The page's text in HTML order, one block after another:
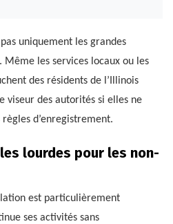
uniquement les grandes
les services locaux ou les
des résidents de l’Illinois
viseur des autorités si elles ne
d’enregistrement.
lourdes pour les non-
est particulièrement
ses activités sans